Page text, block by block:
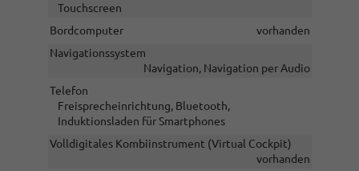
Touchscreen
Bordcomputer
vorhanden
Navigationssystem
Navigation, Navigation per Audio
Telefon
Freisprecheinrichtung, Bluetooth,
Induktionsladen für Smartphones
Volldigitales Kombiinstrument (Virtual Cockpit)
vorhanden